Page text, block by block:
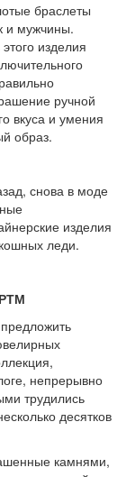
браслеты
и мужчины.
изделия
ручной
вкуса и умения
образ.
снова в моде
изделия
леди.
непрерывно
трудились
десятков
камнями,